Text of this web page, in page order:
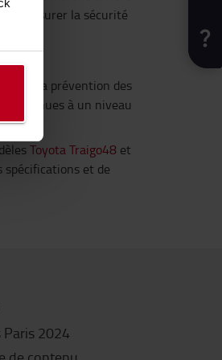
assurer la sécurité
à la prévention des
à un niveau
Toyota Traigo48 et
et de
Paris 2024